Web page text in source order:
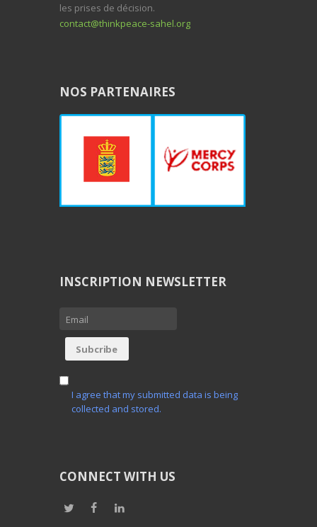
les prises de décision.
contact@thinkpeace-sahel.org
NOS PARTENAIRES
INSCRIPTION NEWSLETTER
I agree that my submitted data is being
collected and stored.
CONNECT WITH US